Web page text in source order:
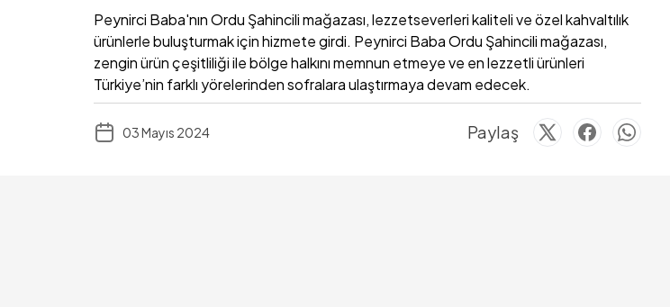
Peynirci Baba'nın Ordu Şahincili mağazası, lezzetseverleri kaliteli ve özel kahvaltılık
ürünlerle buluşturmak için hizmete girdi. Peynirci Baba Ordu Şahincili mağazası,
zengin ürün çeşitliliği ile bölge halkını memnun etmeye ve en lezzetli ürünleri
Türkiye’nin farklı yörelerinden sofralara ulaştırmaya devam edecek.
03 Mayıs 2024 Paylaş